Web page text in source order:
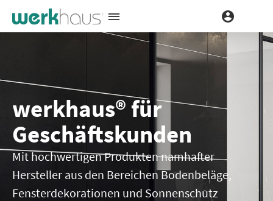
werkhaus® für
Geschäftskund­en
Mit hochwertigen Produkten namhafter
Hersteller aus den Bereichen Bodenbeläge,
Fensterdekorationen und Sonnenschutz